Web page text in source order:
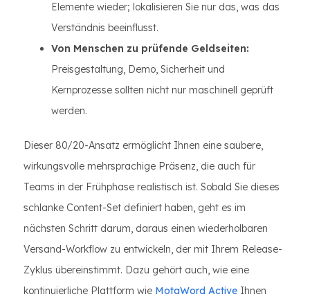
Elemente wieder; lokalisieren Sie nur das, was das
Verständnis beeinflusst.
Von Menschen zu prüfende Geldseiten:
Preisgestaltung, Demo, Sicherheit und
Kernprozesse sollten nicht nur maschinell geprüft
werden.
Dieser 80/20-Ansatz ermöglicht Ihnen eine saubere,
wirkungsvolle mehrsprachige Präsenz, die auch für
Teams in der Frühphase realistisch ist. Sobald Sie dieses
schlanke Content-Set definiert haben, geht es im
nächsten Schritt darum, daraus einen wiederholbaren
Versand-Workflow zu entwickeln, der mit Ihrem Release-
Zyklus übereinstimmt. Dazu gehört auch, wie eine
kontinuierliche Plattform wie MotaWord Active Ihnen